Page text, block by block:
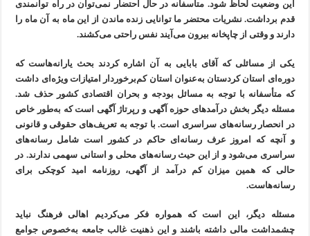
این وضعیت لحاظ شود. متأسفانه در حال احتضار نمی‌توان در راه توانمندی
قدم برداشت. نشریات محتضر ما توانایی زنده ماندن از این ماه به آن ماه را
دارند و وقتی از چاپخانه بیرون می‌آیند نفس راحتی می‌کشند.
یکی از مسائلی که آقای بابایی به آن اشاره کردند بحث یارانه‌هاست که
دوره‌ای استان کردستان به‌عنوان استان کم‌برخوردار امتیازات ویژه‌ای داشت
که متأسفانه با توجه به مسائل بودجه و بحران اقتصادی کشور حذف شد.
مسئله دیگر بخش درآمدهای حوزه آگهی و رپرتاژ آگهی است که به‌طور خاص
در انحصار رسانه‌های سراسری است. با توجه به تعریف‌های حقوقی و قانونی
و آنچه که امروز عرف رسانه‌‌ای حاکم در کشور است شامل رسانه‌های
سراسری می‌شود و از این حیث رسانه‌های محلی و استانی سهمی ندارند. در
حالی که همین میزان کم درآمد از آگهی، روزنامه امید کوچکی برای
رسانه‌هاست.
مسئله دیگر، این است که همواره فکر می‌کردیم اهالی فرهنگ نباید
چشمداشت مالی داشته باشند و این ذهنیت غالب جامعه به‌خصوص جوامع